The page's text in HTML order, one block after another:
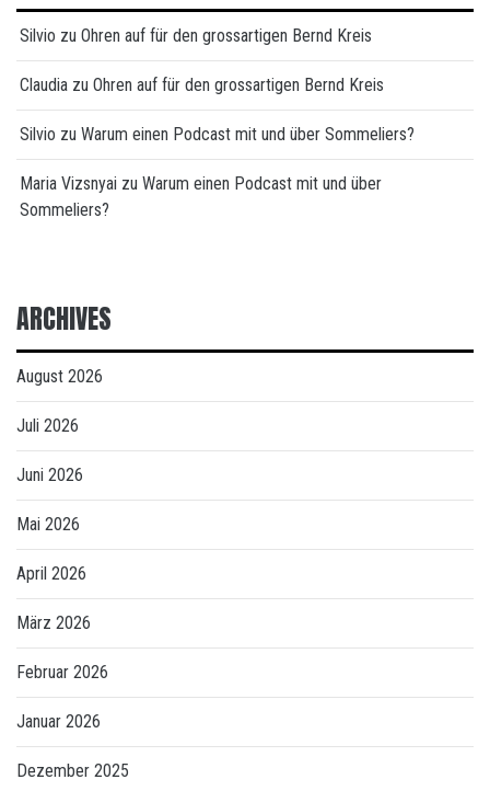
Silvio zu Ohren auf für den grossartigen Bernd Kreis
Claudia zu Ohren auf für den grossartigen Bernd Kreis
Silvio zu Warum einen Podcast mit und über Sommeliers?
Maria Vizsnyai zu Warum einen Podcast mit und über
Sommeliers?
ARCHIVES
August 2026
Juli 2026
Juni 2026
Mai 2026
April 2026
März 2026
Februar 2026
Januar 2026
Dezember 2025